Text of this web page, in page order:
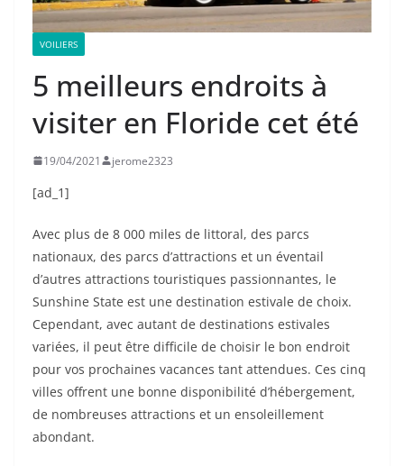
VOILIERS
5 meilleurs endroits à
visiter en Floride cet été
19/04/2021 jerome2323
[ad_1]
Avec plus de 8 000 miles de littoral, des parcs
nationaux, des parcs d’attractions et un éventail
d’autres attractions touristiques passionnantes, le
Sunshine State est une destination estivale de choix.
Cependant, avec autant de destinations estivales
variées, il peut être difficile de choisir le bon endroit
pour vos prochaines vacances tant attendues. Ces cinq
villes offrent une bonne disponibilité d’hébergement,
de nombreuses attractions et un ensoleillement
abondant.